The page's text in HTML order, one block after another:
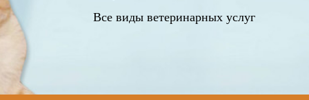
Все виды ветеринарных услуг